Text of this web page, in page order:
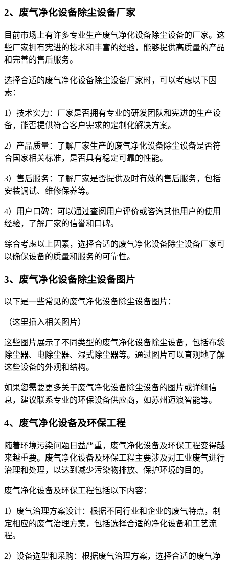
2、废气净化设备除尘设备厂家
目前市场上有许多专业生产废气净化设备除尘设备的厂家。这
些厂家拥有宪进的技术和丰富的经验，能够提供高质量的产品
和完善的售后服务。
选择合适的废气净化设备除尘设备厂家时，可以考虑以下因
素：
1）技术实力：厂家是否拥有专业的研发团队和宪进的生产设
备，能否提供符合客户需求的定制化解决方案。
2）产品质量：了解厂家生产的废气净化设备除尘设备是否符
合国家相关标准，是否具有稳定可靠的性能。
3）售后服务：了解厂家是否提供及时有效的售后服务，包括
安装调试、维修保养等。
4）用户口碑：可以通过查阅用户评价或咨询其他用户的使用
经验，了解厂家的信誉和口碑。
综合考虑以上因素，选择合适的废气净化设备除尘设备厂家可
以确保设备的质量和服务的可靠性。
3、废气净化设备除尘设备图片
以下是一些常见的废气净化设备除尘设备图片：
（这里插入相关图片）
这些图片展示了不同类型的废气净化设备除尘设备，包括布袋
除尘器、电除尘器、湿式除尘器等。通过图片可以直观地了解
这些设备的外观和结构。
如果您需要更多关于废气净化设备除尘设备的图片或详细信
息，建议联系专业的环保设备供应商，如苏州迈浪智能等。
4、废气净化设备及环保工程
随着环境污染问题日益严重，废气净化设备及环保工程变得越
来越重要。废气净化设备及环保工程主要涉及对工业废气进行
治理和处理，以达到减少污染物排放、保护环境的目的。
废气净化设备及环保工程包括以下内容：
1）废气治理方案设计：根据不同行业和企业的废气特点，制
定相应的废气治理方案，包括选择合适的净化设备和工艺流
程。
2）设备选型和采购：根据废气治理方案，选择合适的废气净